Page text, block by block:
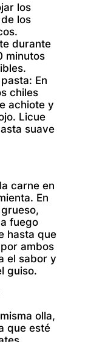
los
los
durante
minutos
En
chiles
achiote y
Licue
suave
carne en
En
fuego
hasta que
ambos
el sabor y
guiso.
olla,
que esté